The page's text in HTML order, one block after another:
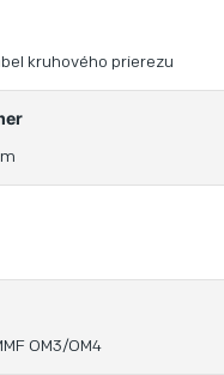
kruhového prierezu
OM3/OM4